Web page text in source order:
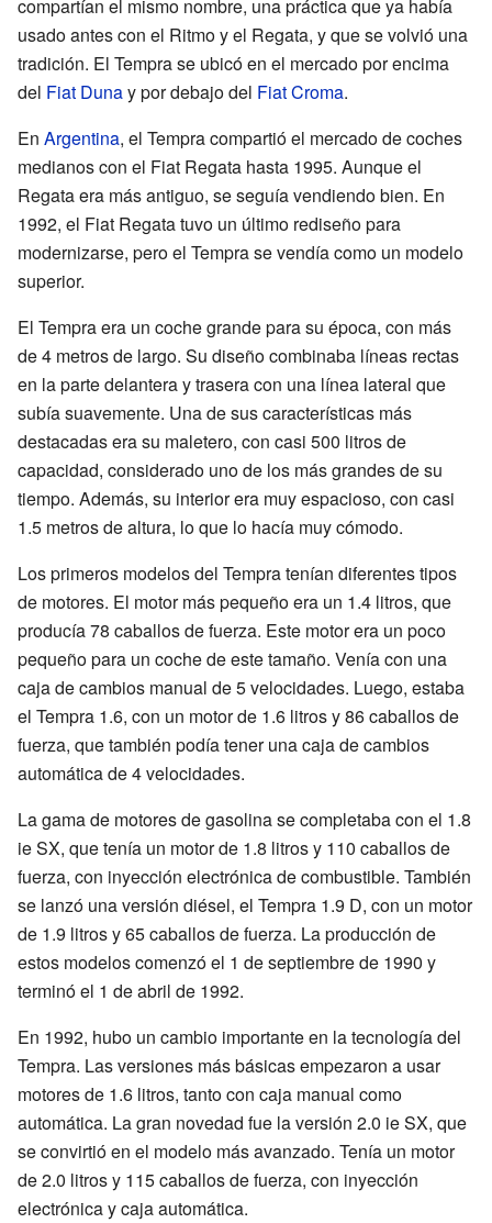
compartían el mismo nombre, una práctica que ya había
usado antes con el Ritmo y el Regata, y que se volvió una
tradición. El Tempra se ubicó en el mercado por encima
del Fiat Dunay por debajo del Fiat Croma.
En Argentina, el Tempra compartió el mercado de coches
medianos con el Fiat Regata hasta 1995. Aunque el
Regata era más antiguo, se seguía vendiendo bien. En
1992, el Fiat Regata tuvo un último rediseño para
modernizarse, pero el Tempra se vendía como un modelo
superior.
El Tempra era un coche grande para su época, con más
de 4 metros de largo. Su diseño combinaba líneas rectas
en la parte delantera y trasera con una línea lateral que
subía suavemente. Una de sus características más
destacadas era su maletero, con casi 500 litros de
capacidad, considerado uno de los más grandes de su
tiempo. Además, su interior era muy espacioso, con casi
1.5 metros de altura, lo que lo hacía muy cómodo.
Los primeros modelos del Tempra tenían diferentes tipos
de motores. El motor más pequeño era un 1.4 litros, que
producía 78 caballos de fuerza. Este motor era un poco
pequeño para un coche de este tamaño. Venía con una
caja de cambios manual de 5 velocidades. Luego, estaba
el Tempra 1.6, con un motor de 1.6 litros y 86 caballos de
fuerza, que también podía tener una caja de cambios
automática de 4 velocidades.
La gama de motores de gasolina se completaba con el 1.8
ie SX, que tenía un motor de 1.8 litros y 110 caballos de
fuerza, con inyección electrónica de combustible. También
se lanzó una versión diésel, el Tempra 1.9 D, con un motor
de 1.9 litros y 65 caballos de fuerza. La producción de
estos modelos comenzó el 1 de septiembre de 1990 y
terminó el 1 de abril de 1992.
En 1992, hubo un cambio importante en la tecnología del
Tempra. Las versiones más básicas empezaron a usar
motores de 1.6 litros, tanto con caja manual como
automática. La gran novedad fue la versión 2.0 ie SX, que
se convirtió en el modelo más avanzado. Tenía un motor
de 2.0 litros y 115 caballos de fuerza, con inyección
electrónica y caja automática.